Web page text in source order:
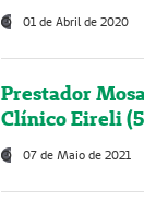
01 de Abril de 2020
Prestador
Clínico Eireli
07 de Maio de 2021